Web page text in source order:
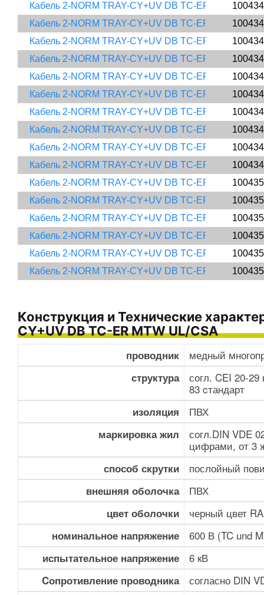
Кабель 2-NORM TRAY-CY+UV DB TC-ER MTW UL/
Кабель 2-NORM TRAY-CY+UV DB TC-ER MTW UL/
Кабель 2-NORM TRAY-CY+UV DB TC-ER MTW UL/
Кабель 2-NORM TRAY-CY+UV DB TC-ER MTW UL/
Кабель 2-NORM TRAY-CY+UV DB TC-ER MTW UL/
Кабель 2-NORM TRAY-CY+UV DB TC-ER MTW UL/
Кабель 2-NORM TRAY-CY+UV DB TC-ER MTW UL/
Кабель 2-NORM TRAY-CY+UV DB TC-ER MTW UL/
Кабель 2-NORM TRAY-CY+UV DB TC-ER MTW UL/
Кабель 2-NORM TRAY-CY+UV DB TC-ER MTW UL/
Кабель 2-NORM TRAY-CY+UV DB TC-ER MTW UL/
Кабель 2-NORM TRAY-CY+UV DB TC-ER MTW UL/
Кабель 2-NORM TRAY-CY+UV DB TC-ER MTW UL/
Кабель 2-NORM TRAY-CY+UV DB TC-ER MTW UL/
Кабель 2-NORM TRAY-CY+UV DB TC-ER MTW UL/
Кабель 2-NORM TRAY-CY+UV DB TC-ER MTW UL/
Конструкция и Технические
CY+UV DB TC-ER MTW UL/CSA​
проводник медный
структура
согл. CEI 20-
83 cтандарт
изоляция ПВХ
маркировка жил
согл.DIN VDE
цифрами, от 3
способ скрутки послойный
внешняя оболочка ПВХ
цвет оболочки черный цвет
номинальное напряжение 600 В (TC und
испытательное напряжение 6 кВ
Cопротивление проводника согласно DIN